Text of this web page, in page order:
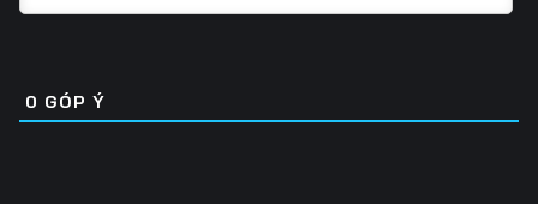
Tập 31 Tập 32 Tập 33
Tập 37 Tập 38 Tập 39
0 GÓP Ý